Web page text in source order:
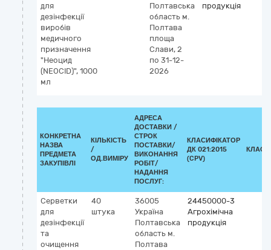
для
дезінфекції
виробів
медичного
призначення
"Неоцид
(NEOCID)", 1000
мл
Полтавська
область м.
Полтава
площа
Слави, 2
по 31-12-
2026
продукція
КОНКРЕТНА
НАЗВА
ПРЕДМЕТА
ЗАКУПІВЛІ
КІЛЬКІСТЬ
/
ОД.ВИМІРУ
АДРЕСА
ДОСТАВКИ /
СТРОК
ПОСТАВКИ/
ВИКОНАННЯ
РОБІТ/
НАДАННЯ
ПОСЛУГ:
КЛАСИФІКАТОР
ДК 021:2015
(CPV)
Серветки
для
дезінфекції
та
очищення
40
штука
36005
Україна
Полтавська
область м.
Полтава
24450000-3
Агрохімічна
продукція